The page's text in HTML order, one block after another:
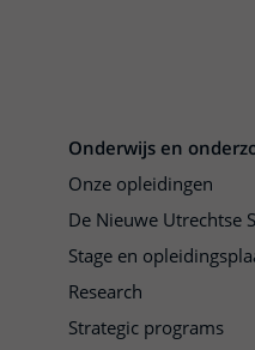
Onderwijs en
Onze opleidingen
De Nieuwe Utrechtse
Stage en
Research
Strategic programs